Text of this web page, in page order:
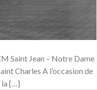
Saint Jean – Notre Dame
Charles A l’occasion de
la […]